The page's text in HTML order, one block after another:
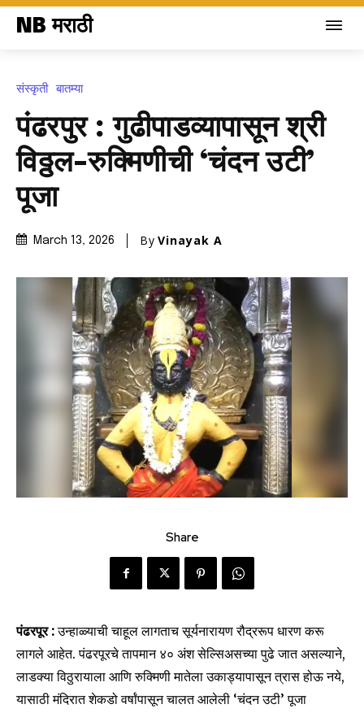
NB मराठी
संस्कृती बातम्या
पंढरपुर : गुढीपाडव्यापासून श्री
विठ्ठल-रुक्मिणीची ‘चंदन उटी’
पूजा
March 13, 2026 By Vinayak A
Share
पंढरपूर :उन्हाळ्याची चाहूल लागताच सूर्यनारायण रौद्ररूप धारण करू
लागले आहेत. पंढरपूरचे तापमान ४० अंश सेल्सिअसच्या पुढे जात असल्याने,
लाडक्या विठुरायाला आणि रुक्मिणी मातेला उकाड्यापासून त्रास होऊ नये,
यासाठी मंदिरात शेकडो वर्षांपासून चालत आलेली ‘चंदन उटी’ पूजा